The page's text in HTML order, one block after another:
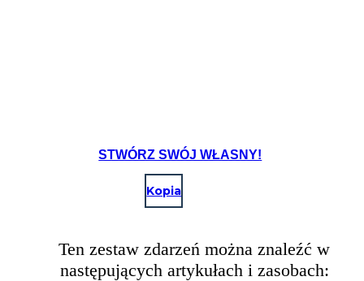
STWÓRZ SWÓJ WŁASNY!
Kopia
Ten zestaw zdarzeń można znaleźć w
następujących artykułach i zasobach: